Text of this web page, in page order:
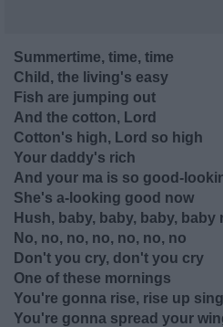
Summertime, time, time
Child, the living's easy
Fish are jumping out
And the cotton, Lord
Cotton's high, Lord so high
Your daddy's rich
And your ma is so good-
She's a-looking good now
Hush, baby, baby, baby, baby
No, no, no, no, no, no, no
Don't you cry, don't you cry
One of these mornings
You're gonna rise, rise up
You're gonna spread your